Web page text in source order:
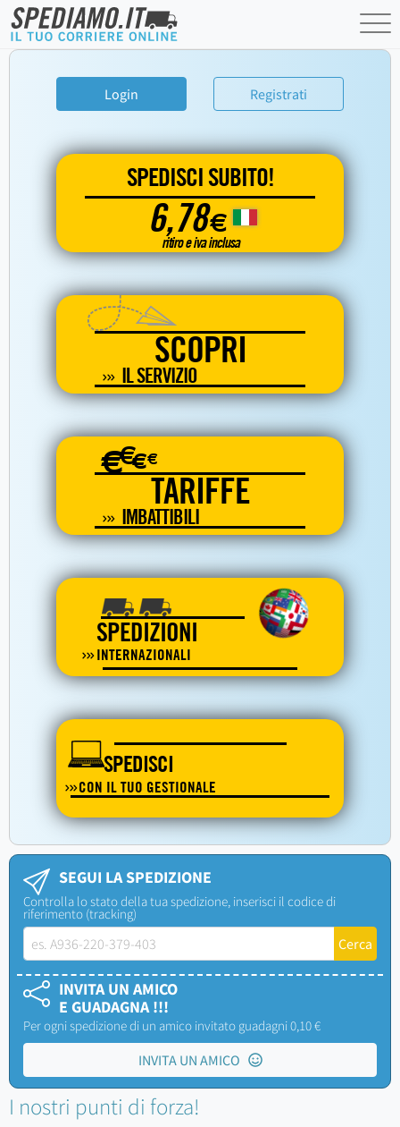
Login Registrati
SPEDISCI SUBITO!
6,78€
ritiro e iva inclusa
SCOPRI
IL SERVIZIO
€€€€
TARIFFE
IMBATTIBILI
SPEDIZIONI
INTERNAZIONALI
SPEDISCI
CON IL TUO GESTIONALE
SEGUI LA SPEDIZIONE
Controlla lo stato della tua spedizione, inserisci il codice di
riferimento (tracking)
INVITA UN AMICO
E GUADAGNA !!!
Per ogni spedizione di un amico invitato guadagni 0,10 €
INVITA UN AMICO
I nostri punti di forza!